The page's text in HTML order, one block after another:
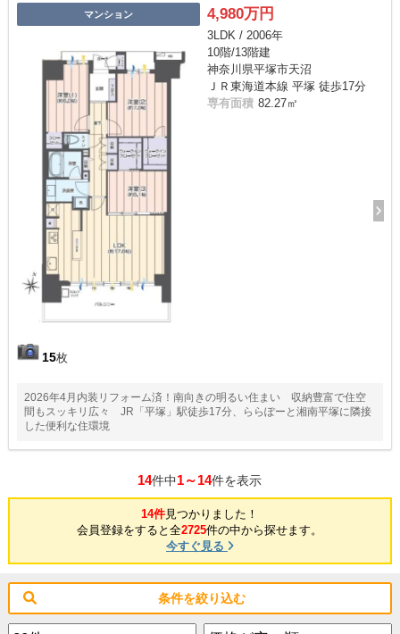
マンション
15枚
4,980万円
3LDK / 2006年
10階/13階建
神奈川県平塚市天沼
ＪＲ東海道本線 平塚 徒歩17分
専有面積 82.27㎡
2026年4月内装リフォーム済！南向きの明るい住まい 収納豊富で住空
間もスッキリ広々 JR「平塚」駅徒歩17分、ららぽーと湘南平塚に隣接
した便利な住環境
14件中1～14件を表示
14件見つかりました！
会員登録をすると全2725件の中から探せます。
今すぐ見る
条件を絞り込む